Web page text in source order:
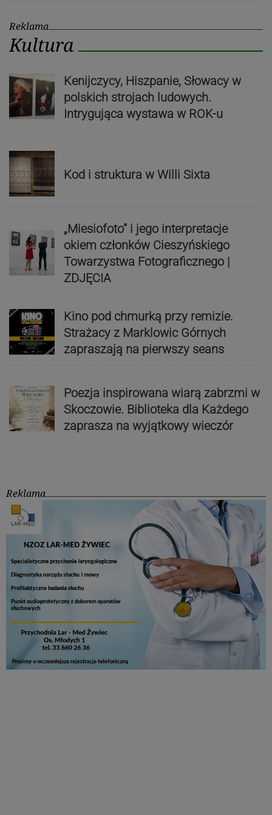
Reklama
Kultura
Kenijczycy, Hiszpanie, Słowacy w
polskich strojach ludowych.
Intrygująca wystawa w ROK-u
Kod i struktura w Willi Sixta
„Miesiofoto” i jego interpretacje
okiem członków Cieszyńskiego
Towarzystwa Fotograficznego |
ZDJĘCIA
Kino pod chmurką przy remizie.
Strażacy z Marklowic Górnych
zapraszają na pierwszy seans
Poezja inspirowana wiarą zabrzmi w
Skoczowie. Biblioteka dla Każdego
zaprasza na wyjątkowy wieczór
Reklama